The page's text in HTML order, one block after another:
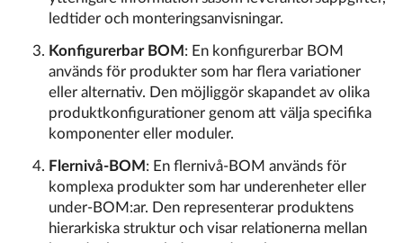
ledtider och monteringsanvisningar.
Konfigurerbar BOM : En konfigurerbar BOM
används för produkter som har flera variationer
eller alternativ. Den möjliggör skapandet av olika
produktkonfigurationer genom att välja specifika
komponenter eller moduler.
Flernivå-BOM : En flernivå-BOM används för
komplexa produkter som har underenheter eller
under-BOM:ar. Den representerar produktens
hierarkiska struktur och visar relationerna mellan